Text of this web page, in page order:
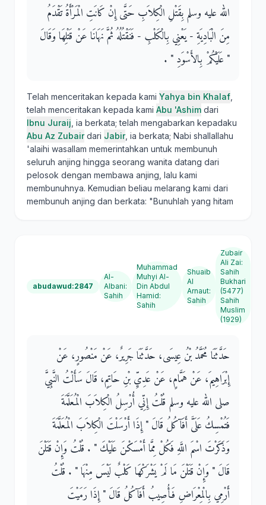
الله عليه وسلم بِقَتْلِ الْكِلاَبِ حَتَّى إِنْ كَانَتِ الْمَرْأَةُ تَقْدَمُ
مِنَ الْبَادِيَةِ - يَعْنِي بِالْكَلْبِ - فَنَقْتُلُهُ ثُمَّ نَهَانَا عَنْ قَتْلِهَا وَقَالَ ‏
"‏ عَلَيْكُمْ بِالأَسْوَدِ ‏"‏ ‏.‏
Telah menceritakan kepada kami Yahya bin Khalaf
telah menceritakan kepada kami Abu 'Ashim dari
Ibnu Juraij , ia berkata; telah mengabarkan kepadaku
Abu Az Zubairdari Jabir, ia berkata; Nabi shallallahu
'alaihi wasallam memerintahkan untuk membunuh
seluruh anjing hingga seorang wanita datang dari
pelosok dengan membawa anjing, lalu kami
membunuhnya. Kemudian beliau melarang kami dari
membunuh anjing dan berkata: "Bunuhlah yang hitam
abudawud:2847
Al-
Albani:
Sahih
Muhammad
Muhyi Al-
Din Abdul
Hamid:
Sahih
Shuaib
Al
Arnaut:
Sahih
Zubair
Ali Zai:
Sahih
Bukhari
(5477)
Sahih
Muslim
(1929)
حَدَّثَنَا مُحَمَّدُ بْنُ عِيسَى، حَدَّثَنَا جَرِيرٌ، عَنْ مَنْصُورٍ، عَنْ
إِبْرَاهِيمَ، عَنْ هَمَّامٍ، عَنْ عَدِيِّ بْنِ حَاتِمٍ، قَالَ سَأَلْتُ النَّبِيَّ
صلى الله عليه وسلم قُلْتُ إِنِّي أُرْسِلُ الْكِلاَبَ الْمُعَلَّمَةَ
فَتُمْسِكُ عَلَىَّ أَفَآكُلُ قَالَ ‏"‏ إِذَا أَرْسَلْتَ الْكِلاَبَ الْمُعَلَّمَةَ
وَذَكَرْتَ اسْمَ اللَّهِ فَكُلْ مِمَّا أَمْسَكْنَ عَلَيْكَ ‏"‏ ‏.‏ قُلْتُ وَإِنْ قَتَلْنَ
قَالَ ‏"‏ وَإِنْ قَتَلْنَ مَا لَمْ يَشْرَكْهَا كَلْبٌ لَيْسَ مِنْهَا ‏"‏ ‏.‏ قُلْتُ
أَرْمِي بِالْمِعْرَاضِ فَأُصِيبُ أَفَآكُلُ قَالَ ‏"‏ إِذَا رَمَيْتَ